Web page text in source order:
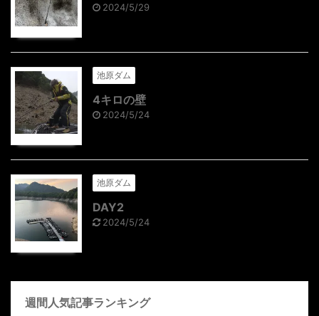
2024/5/29
池原ダム
4キロの壁
2024/5/24
池原ダム
DAY2
2024/5/24
週間人気記事ランキング